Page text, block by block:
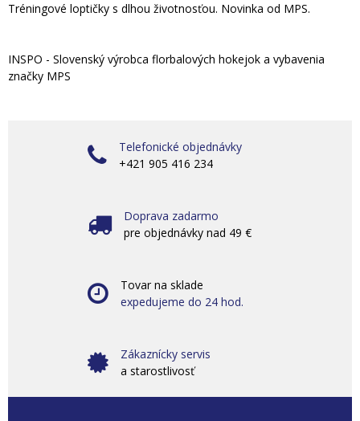
Tréningové loptičky s dlhou životnosťou. Novinka od MPS.
INSPO - Slovenský výrobca florbalových hokejok a vybavenia
značky MPS
Telefonické objednávky
+421 905 416 234
Doprava zadarmo
pre objednávky nad 49 €
Tovar na sklade
expedujeme do 24 hod.
Zákaznícky servis
a starostlivosť